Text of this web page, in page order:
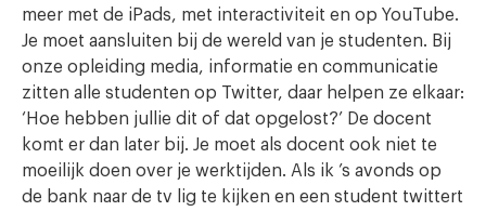
meer met de iPads, met interactiviteit en op YouTube.
Je moet aansluiten bij de wereld van je studenten. Bij
onze opleiding media, informatie en communicatie
zitten alle studenten op Twitter, daar helpen ze elkaar:
‘Hoe hebben jullie dit of dat opgelost?’ De docent
komt er dan later bij. Je moet als docent ook niet te
moeilijk doen over je werktijden. Als ik ’s avonds op
de bank naar de tv lig te kijken en een student twittert